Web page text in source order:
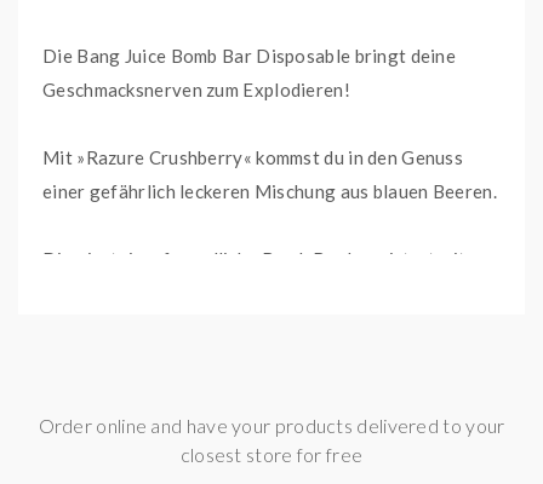
Die Bang Juice Bomb Bar Disposable bringt deine
Geschmacksnerven zum Explodieren!
Mit »Razure Crushberry« kommst du in den Genuss
einer gefährlich leckeren Mischung aus blauen Beeren.
Die einsteigerfreundliche Bomb Bar begeistert mit
der Zugwiderstand kann individuell angepasst werden.
Order online and have your products delivered to your
closest store for free